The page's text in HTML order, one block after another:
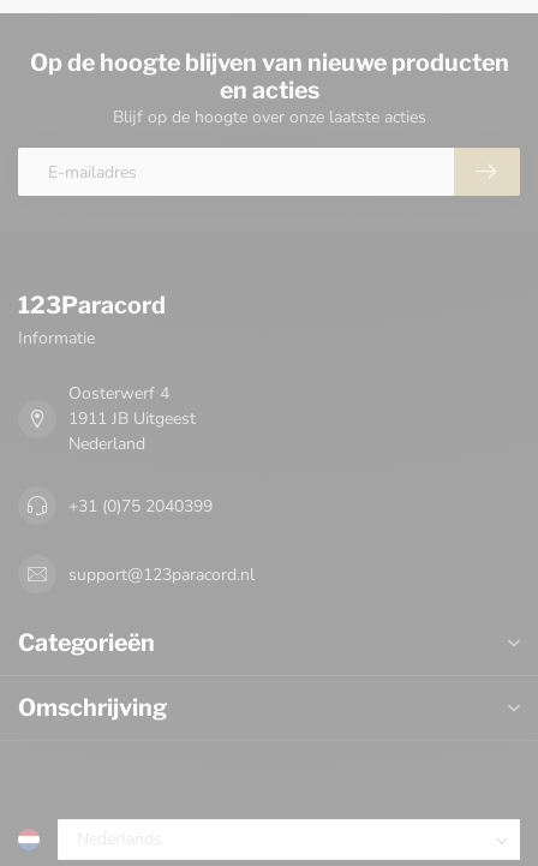
Op de hoogte blijven van nieuwe producten
en acties
Blijf op de hoogte over onze laatste acties
123Paracord
Informatie
Oosterwerf 4
1911 JB Uitgeest
Nederland
+31 (0)75 2040399
support@123paracord.nl
Categorieën
Omschrijving